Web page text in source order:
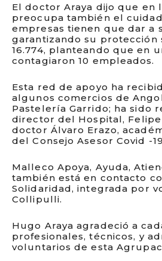
El doctor Araya dijo que en
preocupa también el
empresas tienen que dar a
garantizando su protección
16.774, planteando que en
contagiaron 10 empleados.
Esta red de apoyo ha
algunos comercios de
Pastelería Garrido; ha sido
director del Hospital,
doctor Álvaro Erazo,
del Consejo Asesor Covid -
Malleco Apoya, Ayuda,
también está en contacto
Solidaridad, integrada por
Collipulli.
Hugo Araya agradeció a
profesionales, técnicos, y
voluntarios de esta